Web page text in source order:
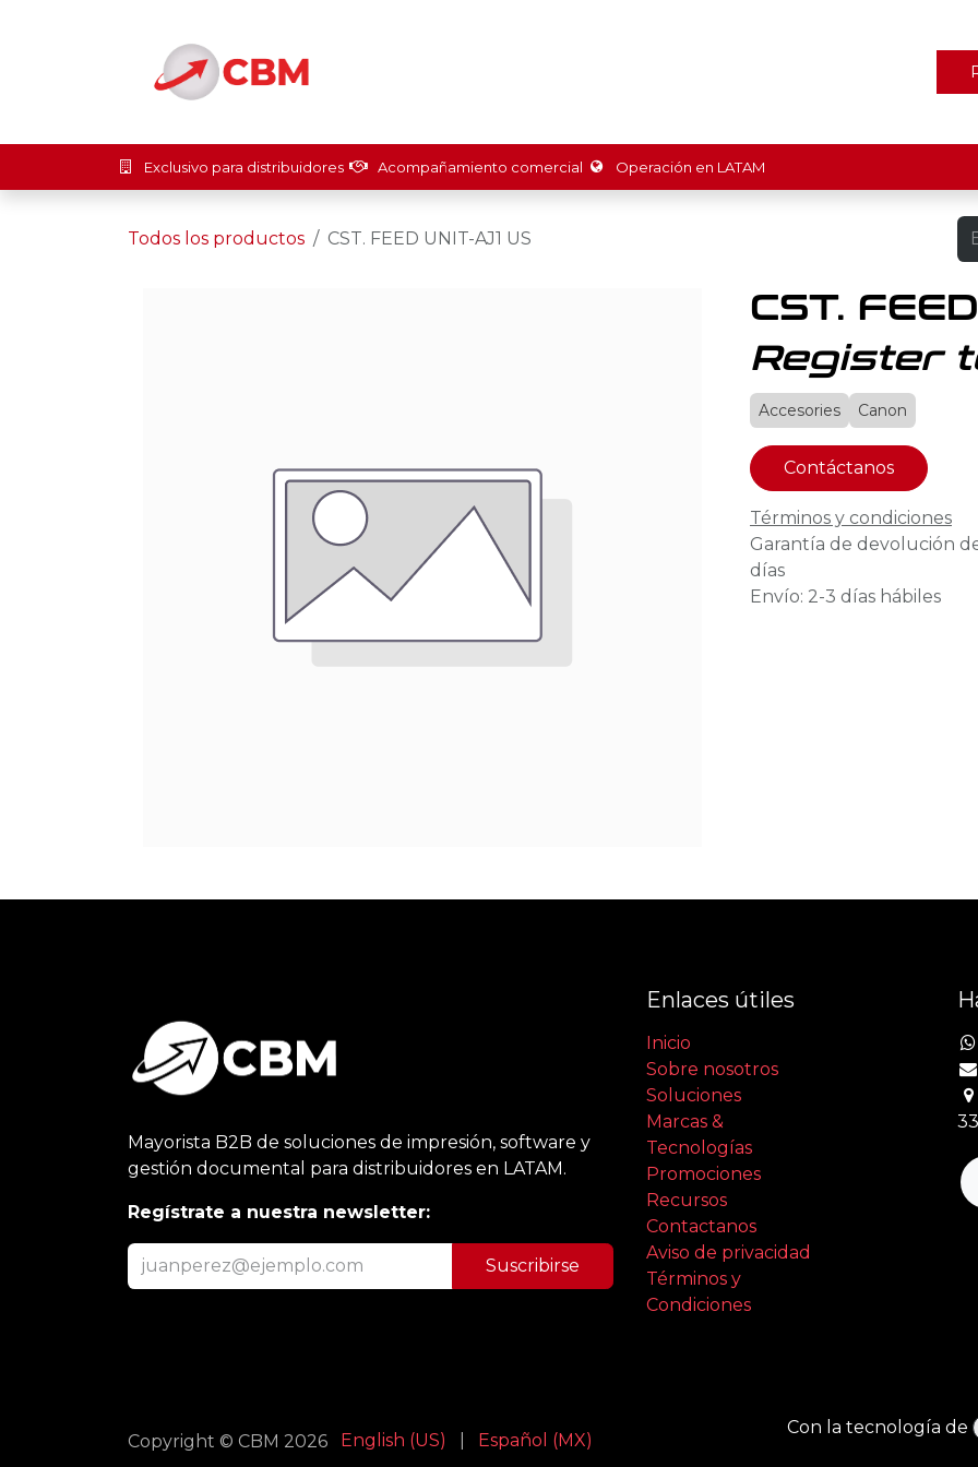
Exclusivo para distribuidores Acompañamiento comercial Operación en LATAM
Todos los productos CST. FEED UNIT-AJ1 US
CST.
Register
Accesories Canon
Contáctanos
Términos y condiciones
Garantía de devolución
días
Envío: 2-3 días hábiles
Mayorista B2B de soluciones de impresión, software y
gestión documental para distribuidores en LATAM.
Regístrate a nuestra newsletter:
Suscribirse
Enlaces útiles
Inicio
Sobre nosotros
Soluciones
Marcas &
Tecnologías
Promociones
Recursos
Contactanos
Aviso de privacidad
Términos y
Condiciones
Copyright © CBM 2026 English (US) Español (MX)
Con la tecnología de